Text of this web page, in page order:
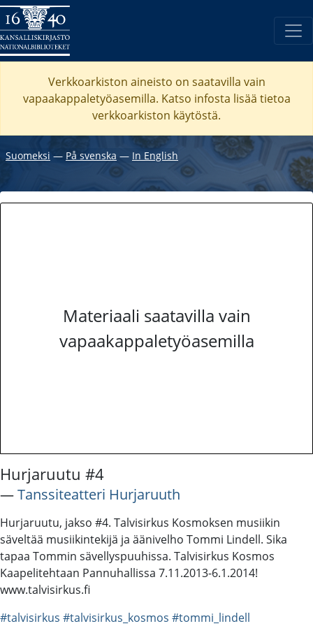
Verkkoarkiston aineisto on saatavilla vain
vapaakappaletyöasemilla. Katso infosta lisää tietoa
verkkoarkiston käytöstä.
Suomeksi ― På svenska ― In English
Materiaali saatavilla vain
vapaakappaletyöasemilla
Hurjaruutu #4
―Tanssiteatteri Hurjaruuth
Hurjaruutu, jakso #4. Talvisirkus Kosmoksen musiikin
säveltää musiikintekijä ja äänivelho Tommi Lindell. Sika
tapaa Tommin sävellyspuuhissa. Talvisirkus Kosmos
Kaapelitehtaan Pannuhallissa 7.11.2013-6.1.2014!
www.talvisirkus.fi
#talvisirkus #talvisirkus_kosmos #tommi_lindell